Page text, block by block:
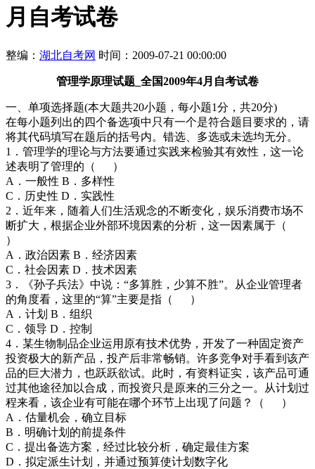
月自考试卷
整编： 湖北自考网 时间：2009-07-21 00:00:00
管理学原理试题_全国2009年4月自考试卷
一、单项选择题(本大题共20小题，每小题1分，共20分)
在每小题列出的四个备选项中只有一个是符合题目要求的，请
将其代码填写在题后的括号内。错选、多选或未选均无分。
1．管理学的理论与方法要通过实践来检验其有效性，这一论
述表明了管理的（ ）
A．一般性 B．多样性
C．历史性 D．实践性
2．近年来，随着人们生活观念的不断变化，娱乐消费市场不
断扩大，根据企业外部环境因素的分析，这一因素属于（
）
A．政治因素 B．经济因素
C．社会因素 D．技术因素
3．《孙子兵法》中说：“多算胜，少算不胜”。从企业管理者
的角度看，这里的“算”主要是指（ ）
A．计划 B．组织
C．领导 D．控制
4．某生物制品企业运用原有技术优势，开发了一种固定资产
投资极大的新产品，投产后非常畅销。许多竞争对手看到该产
品的巨大潜力，也跃跃欲试。此时，有资料证实，该产品可通
过其他途径加以合成，而投资只是原来的三分之一。从计划过
程来看，该企业有可能在哪个环节上出现了问题？（ ）
A．估量机会，确立目标
B．明确计划的前提条件
C．提出备选方案，经过比较分析，确定最佳方案
D．拟定派生计划，并通过预算使计划数字化